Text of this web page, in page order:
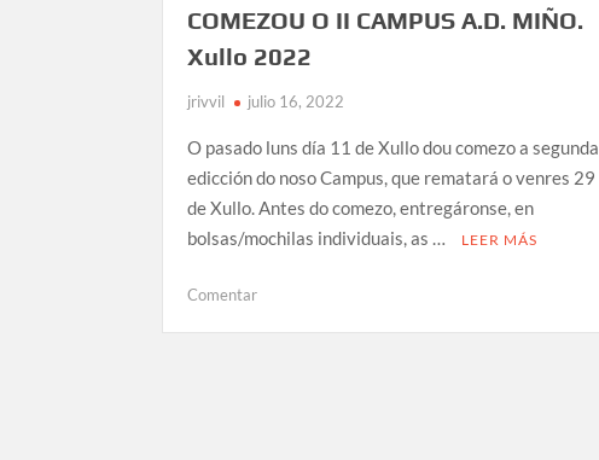
COMEZOU O II CAMPUS A.D. MIÑO.
Xullo 2022
jrivvil julio 16, 2022
O pasado luns día 11 de Xullo dou comezo a segunda
edicción do noso Campus, que rematará o venres 29
de Xullo. Antes do comezo, entregáronse, en
bolsas/mochilas individuais, as …
LEER MÁS
Comentaren